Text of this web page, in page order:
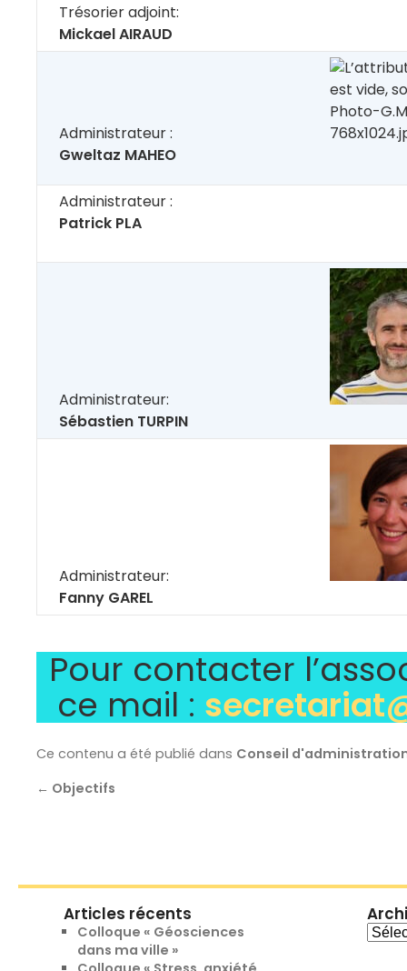
Trésorier adjoint:
Mickael AIRAUD
Administrateur :
Gweltaz MAHEO
Administrateur :
Patrick PLA
Administrateur:
Sébastien TURPIN
Administrateur:
Fanny GAREL
Pour contacter
ce mail :
Ce contenu a été publié dans Conseil
← Objectifs
Articles récents
Colloque « Géosciences
dans ma ville »